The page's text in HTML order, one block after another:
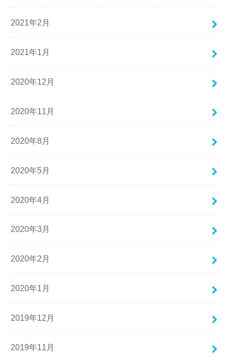
2021年2月
2021年1月
2020年12月
2020年11月
2020年8月
2020年5月
2020年4月
2020年3月
2020年2月
2020年1月
2019年12月
2019年11月